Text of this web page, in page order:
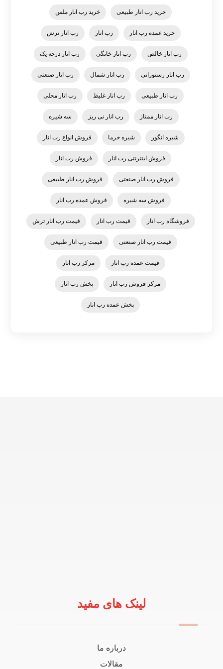
خرید رب انار طبیعی خرید رب انار ملس
خرید عمده رب انار رب انار رب انار ترش
رب انار خالص رب انار خانگی رب انار درجه یک
رب انار رستورانی رب انار شمال رب انار صنعتی
رب انار طبیعی رب انار غلیظ رب انار محلی
رب انار ممتاز رب انار نی ریز سه شیره
شیره انگور شیره خرما فروش انواع رب انار
فروش اینترنتی رب انار فروش رب انار
فروش رب انار صنعتی فروش رب انار طبیعی
فروش سه شیره فروش عمده رب انار
فروشگاه رب انار قیمت رب انار قیمت رب انار ترش
قیمت رب انار صنعتی قیمت رب انار طبیعی
قیمت عمده رب انار مرکز رب انار
مرکز فروش رب انار پخش رب انار
پخش عمده رب انار
لینک های مفید
درباره ما
مقالات